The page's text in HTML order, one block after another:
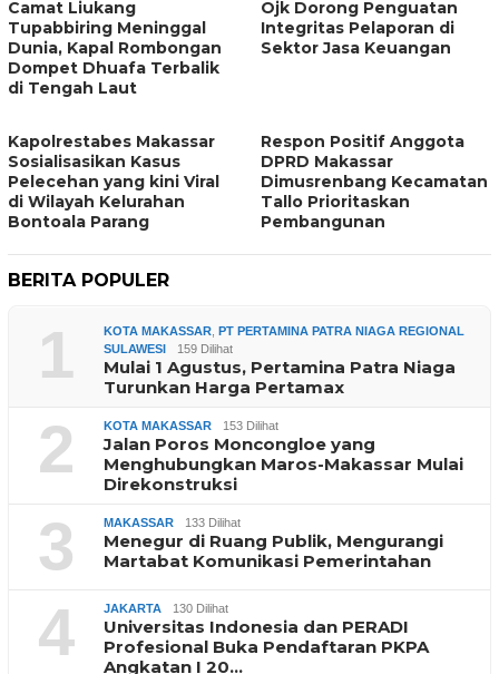
Camat Liukang
Tupabbiring Meninggal
Dunia, Kapal Rombongan
Dompet Dhuafa Terbalik
di Tengah Laut
Ojk Dorong Penguatan
Integritas Pelaporan di
Sektor Jasa Keuangan
Kapolrestabes Makassar
Sosialisasikan Kasus
Pelecehan yang kini Viral
di Wilayah Kelurahan
Bontoala Parang
Respon Positif Anggota
DPRD Makassar
Dimusrenbang Kecamatan
Tallo Prioritaskan
Pembangunan
BERITA POPULER
1 KOTA MAKASSAR PT PERTAMINA PATRA NIAGA REGIONAL
SULAWESI
159 Dilihat
Mulai 1 Agustus, Pertamina Patra Niaga
Turunkan Harga Pertamax
2 KOTA MAKASSAR 153 Dilihat
Jalan Poros Moncongloe yang
Menghubungkan Maros-Makassar Mulai
Direkonstruksi
3 MAKASSAR 133 Dilihat
Menegur di Ruang Publik, Mengurangi
Martabat Komunikasi Pemerintahan
4 JAKARTA 130 Dilihat
Universitas Indonesia dan PERADI
Profesional Buka Pendaftaran PKPA
Angkatan I 20…